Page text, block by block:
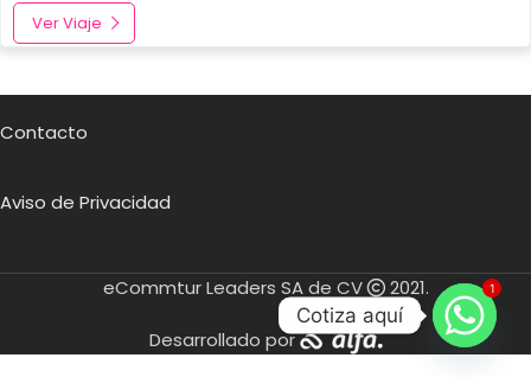
Ver Viaje
Contacto
Aviso de Privacidad
eCommtur Leaders SA de CV 2021.
Desarrollado por
1
Cotiza aquí